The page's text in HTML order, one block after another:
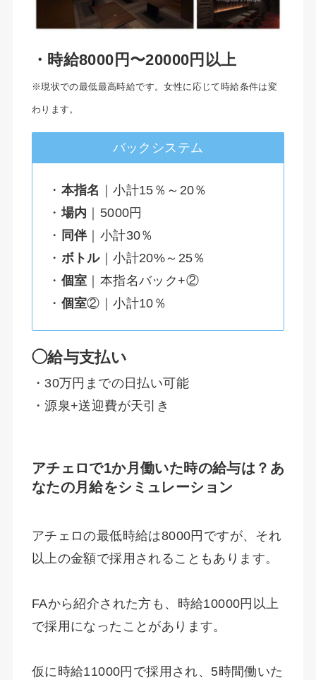
・時給8000円〜20000円以上
※現状での最低最高時給です。女性に応じて時給条件は変
わります。
バックシステム
・ 本指名 ｜小計15％～20％
・場内 ｜5000円
・ 同伴｜小計30％
・ ボトル｜小計20%～25％
・ 個室 ｜本指名バック+②
・ 個室②｜小計10％
◯給与支払い
・30万円までの日払い可能
・源泉+送迎費が天引き
アチェロで1か月働いた時の給与は？あ
なたの月給をシミュレーション
アチェロの最低時給は8000円ですが、それ
以上の金額で採用されることもあります。
FAから紹介された方も、時給10000円以上
で採用になったことがあります。
仮に時給11000円で採用され、5時間働いた